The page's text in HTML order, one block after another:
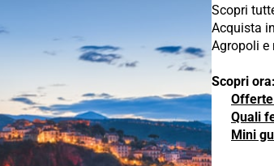
Scopri
Acquista
Agropoli e
Scopri ora:
Quali
Mini